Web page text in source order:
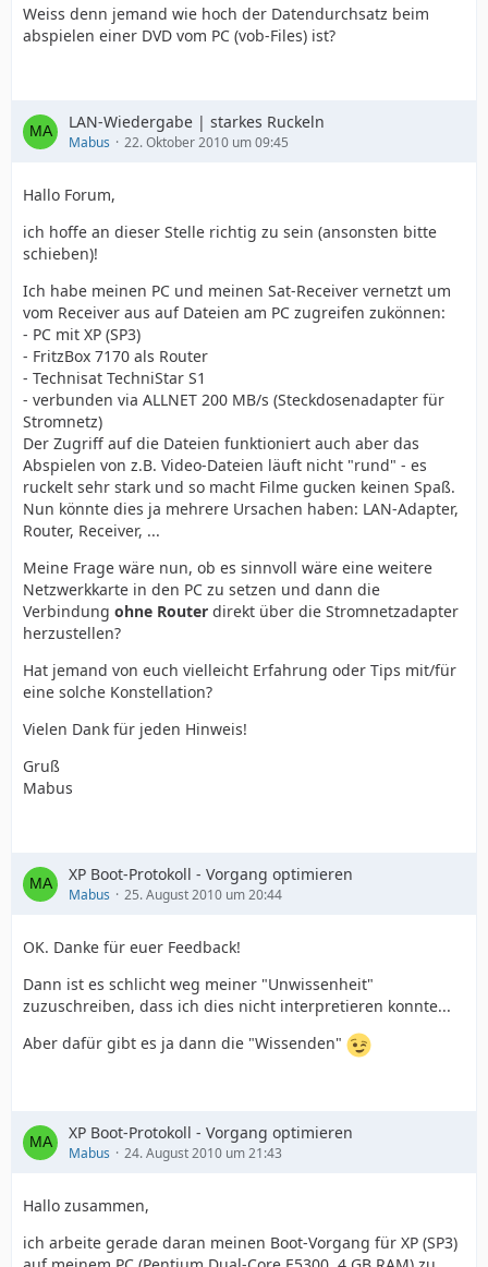
Weiss denn jemand wie hoch der Datendurchsatz beim
abspielen einer DVD vom PC (vob-Files) ist?
LAN-Wiedergabe | starkes Ruckeln
Mabus 22. Oktober 2010 um 09:45
Hallo Forum,
ich hoffe an dieser Stelle richtig zu sein (ansonsten bitte
schieben)!
Ich habe meinen PC und meinen Sat-Receiver vernetzt um
vom Receiver aus auf Dateien am PC zugreifen zukönnen:
- PC mit XP (SP3)
- FritzBox 7170 als Router
- Technisat TechniStar S1
- verbunden via ALLNET 200 MB/s (Steckdosenadapter für
Stromnetz)
Der Zugriff auf die Dateien funktioniert auch aber das
Abspielen von z.B. Video-Dateien läuft nicht "rund" - es
ruckelt sehr stark und so macht Filme gucken keinen Spaß.
Nun könnte dies ja mehrere Ursachen haben: LAN-Adapter,
Router, Receiver, ...
Meine Frage wäre nun, ob es sinnvoll wäre eine weitere
Netzwerkkarte in den PC zu setzen und dann die
Verbindung ohne Router direkt über die Stromnetzadapter
herzustellen?
Hat jemand von euch vielleicht Erfahrung oder Tips mit/für
eine solche Konstellation?
Vielen Dank für jeden Hinweis!
Gruß
Mabus
XP Boot-Protokoll - Vorgang optimieren
Mabus 25. August 2010 um 20:44
OK. Danke für euer Feedback!
Dann ist es schlicht weg meiner "Unwissenheit"
zuzuschreiben, dass ich dies nicht interpretieren konnte...
Aber dafür gibt es ja dann die "Wissenden"
XP Boot-Protokoll - Vorgang optimieren
Mabus 24. August 2010 um 21:43
Hallo zusammen,
ich arbeite gerade daran meinen Boot-Vorgang für XP (SP3)